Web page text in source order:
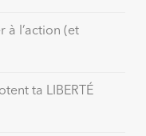
à l’action (et
ta LIBERTÉ